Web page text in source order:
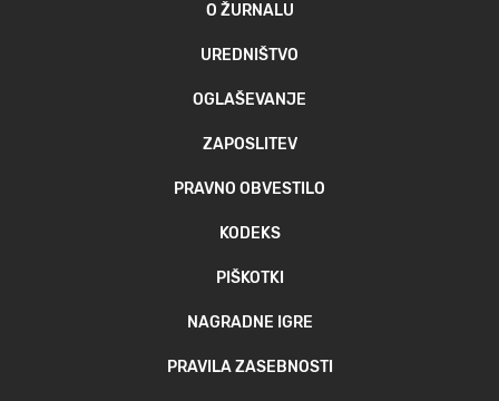
O ŽURNALU
UREDNIŠTVO
OGLAŠEVANJE
ZAPOSLITEV
PRAVNO OBVESTILO
KODEKS
PIŠKOTKI
NAGRADNE IGRE
PRAVILA ZASEBNOSTI